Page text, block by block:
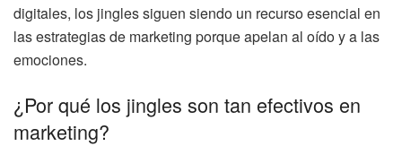
digitales, los jingles siguen siendo un recurso esencial en
las estrategias de marketing porque apelan al oído y a las
emociones.
¿Por qué los jingles son tan efectivos en
marketing?